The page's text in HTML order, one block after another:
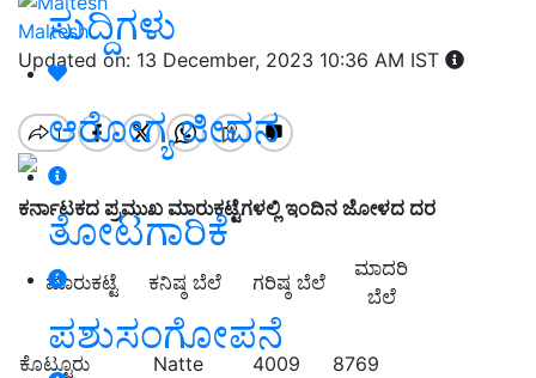
ಸುದ್ದಿಗಳು
ಆರೋಗ್ಯ ಜೀವನ
ತೋಟಗಾರಿಕೆ
ಪಶುಸಂಗೋಪನೆ
Maltesh
Updated on: 13 December, 2023 10:36 AM IST
ಕರ್ನಾಟಕದ ಪ್ರಮುಖ ಮಾರುಕಟ್ಟೆಗಳಲ್ಲಿ ಇಂದಿನ ಜೋಳದ ದರ
ಮಾರುಕಟ್ಟೆ ಕನಿಷ್ಠ ಬೆಲೆ ಗರಿಷ್ಠ ಬೆಲೆ
ಮಾದರಿ
ಬೆಲೆ
ಕೊಟ್ಟೂರು Natte 4009 8769